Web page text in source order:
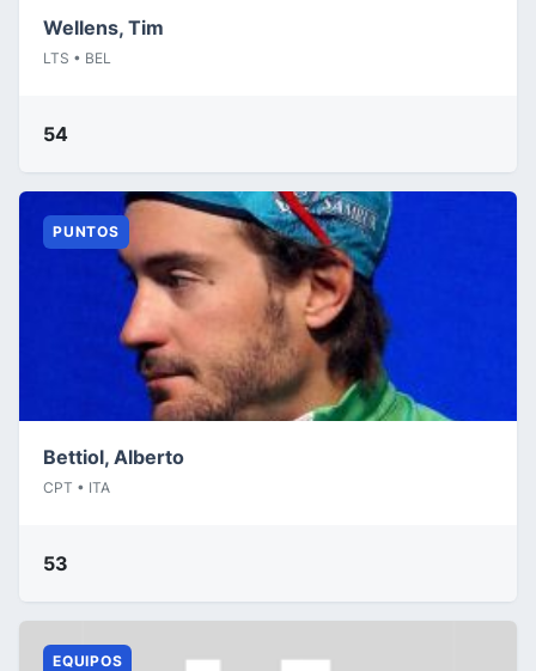
Wellens, Tim
LTS • BEL
54
PUNTOS
Bettiol, Alberto
CPT • ITA
53
EQUIPOS